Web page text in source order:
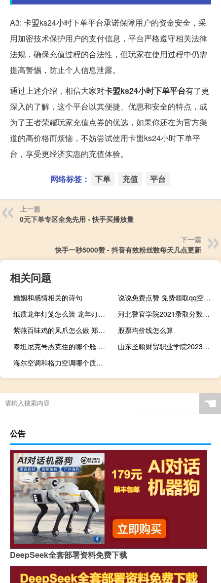
A3: 卡盟ks24小时下单平台承诺保障用户的资金安全，采
用加密技术保护用户的支付信息，平台严格遵守相关法律
法规，确保充值过程的合法性，但玩家在使用过程中仍需
提高警惕，防止个人信息泄露。
通过上述介绍，相信大家对卡盟ks24小时下单平台有了更
深入的了解，这个平台以其便捷、优惠和安全的特点，成
为了王者荣耀玩家充值点券的优选，如果你还在为官方渠
道的高价格而烦恼，不妨尝试使用卡盟ks24小时下单平
台，享受更经济实惠的充值体验。
网络标签： 下单 充值 平台
上一篇
0元下单专区全免先用 - 快手买播放量
下一篇
快手一秒5000赞 - 抖音有效粉丝数每天几点更新
相关问题
婚姻和感情相关的诗句
说说免费点赞 免费领取qq空间访客量(免费qq空间说说点赞30)
纸质龙年灯笼怎么装 龙年灯笼手工制作
河北警官学院2021录取分数线 河北司法警官职业学院
紫燕百味鸡的凤爪怎么做 郑州紫燕百味鸡加盟
股票均价线怎么算
泰坦尼克号杰克住的哪个舱 泰坦尼克号逃生攻略
山东圣翰财贸职业学院2023开学时间 山东圣翰财贸职业学院
海尔空调和格力空调哪个质量好
☚
公告
DeepSeek全套部署资料免费下载